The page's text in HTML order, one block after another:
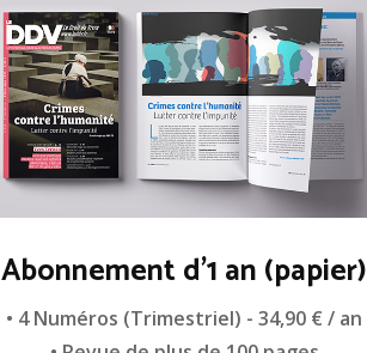
Abonnement d'1 an (papier)
• 4 Numéros (Trimestriel) - 34,90 € / an